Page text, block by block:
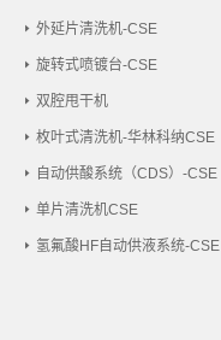
外延片清洗机-CSE
旋转式喷镀台-CSE
双腔甩干机
枚叶式清洗机-华林科纳CSE
自动供酸系统（CDS）-CSE
单片清洗机CSE
氢氟酸HF自动供液系统-CSE